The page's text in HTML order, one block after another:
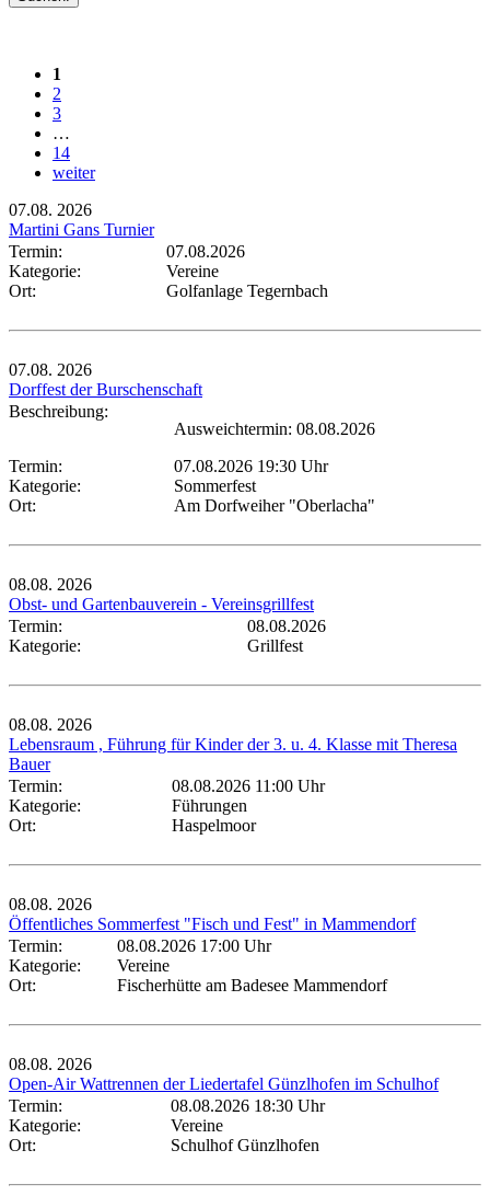
1
2
3
…
14
weiter
07.08. 2026
Martini Gans Turnier
Termin:
07.08.2026
Kategorie:
Vereine
Ort:
Golfanlage Tegernbach
07.08. 2026
Dorffest der Burschenschaft
Beschreibung:
Ausweichtermin: 08.08.2026
Termin:
07.08.2026 19:30 Uhr
Kategorie:
Sommerfest
Ort:
Am Dorfweiher "Oberlacha"
08.08. 2026
Obst- und Gartenbauverein - Vereinsgrillfest
Termin:
08.08.2026
Kategorie:
Grillfest
08.08. 2026
Lebensraum , Führung für Kinder der 3. u. 4. Klasse mit Theresa
Bauer
Termin:
08.08.2026 11:00 Uhr
Kategorie:
Führungen
Ort:
Haspelmoor
08.08. 2026
Öffentliches Sommerfest "Fisch und Fest" in Mammendorf
Termin:
08.08.2026 17:00 Uhr
Kategorie:
Vereine
Ort:
Fischerhütte am Badesee Mammendorf
08.08. 2026
Open-Air Wattrennen der Liedertafel Günzlhofen im Schulhof
Termin:
08.08.2026 18:30 Uhr
Kategorie:
Vereine
Ort:
Schulhof Günzlhofen